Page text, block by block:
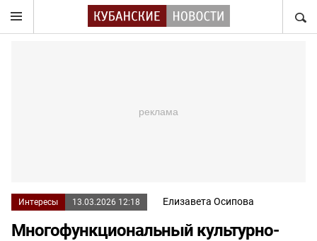
Интересы 13.03.2026 12:18 Елизавета Осипова
Многофункциональный культурно-